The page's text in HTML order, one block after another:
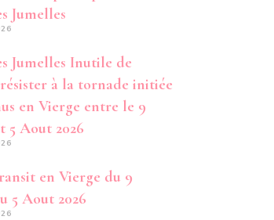
Jumelles
Jumelles Inutile de
à la tornade initiée
en Vierge entre le 9
5 Aout 2026
en Vierge du 9
5 Aout 2026